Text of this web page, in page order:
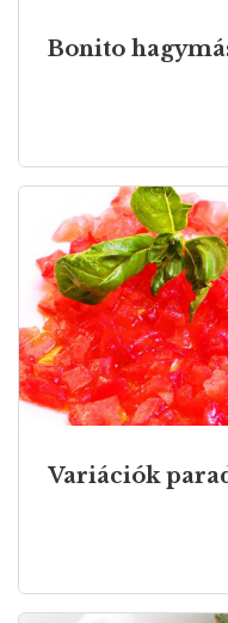
Bonito
Variációk